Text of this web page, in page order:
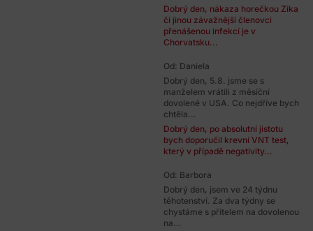
Dobrý den, nákaza horečkou Zika
či jinou závažnější členovci
přenášenou infekcí je v
Chorvatsku...
Od: Daniela
Dobrý den, 5.8. jsme se s
manželem vrátili z měsíční
dovolené v USA. Co nejdříve bych
chtěla...
Dobrý den, po absolutní jistotu
bych doporučil krevní VNT test,
který v případě negativity...
Od: Barbora
Dobrý den, jsem ve 24 týdnu
těhotenství. Za dva týdny se
chystáme s přítelem na dovolenou
na...